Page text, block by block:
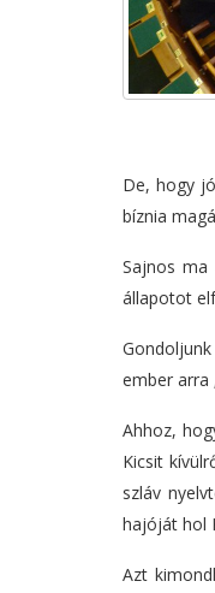
De, hogy
bíznia
Sajnos
állapotot
ember arra
Ahhoz,
Kicsit
szláv
hajóját hol
Azt